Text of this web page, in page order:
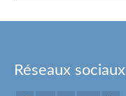
Réseaux sociaux